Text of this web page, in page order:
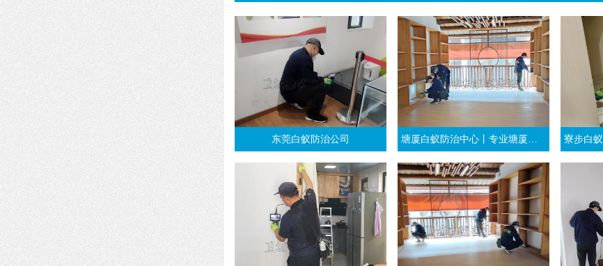
东莞白蚁防治公司 塘厦白蚁防治中心丨专业塘厦杀白蚁团队丨东莞塘厦灭白蚁公司 寮步白蚁防治,东